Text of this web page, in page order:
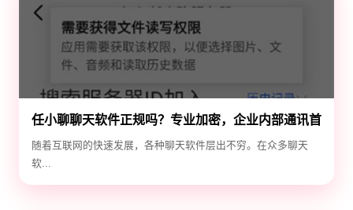
任小聊聊天软件正规吗？专业加密，企业内部通讯首
选！
随着互联网的快速发展，各种聊天软件层出不穷。在众多聊天
软...